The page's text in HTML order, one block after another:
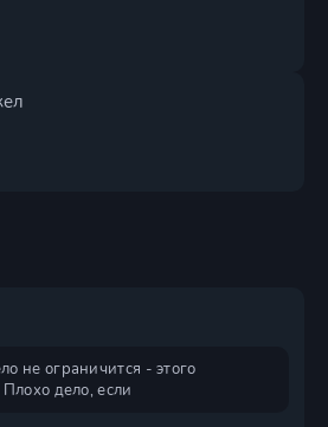
не ограничится - этого
дело, если